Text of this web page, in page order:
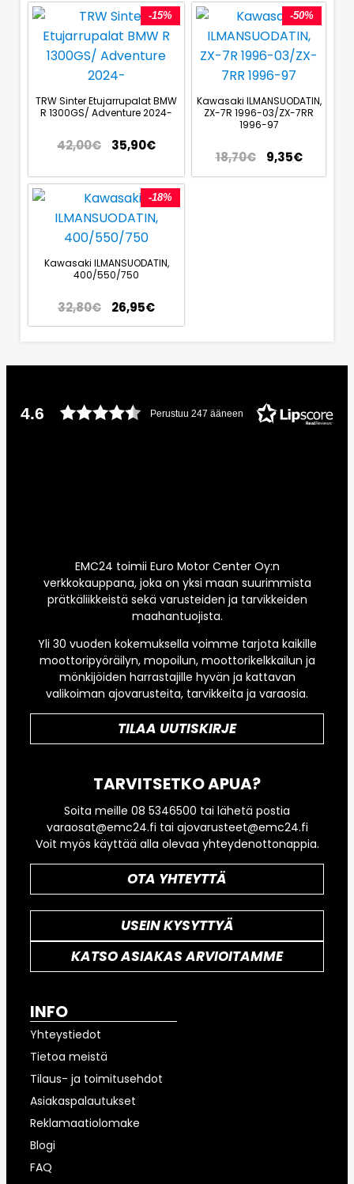
-15%
TRW Sinter Etujarrupalat BMW
R 1300GS/ Adventure 2024-
42,00€ 35,90€
-50%
Kawasaki ILMANSUODATIN,
ZX-7R 1996-03/ZX-7RR
1996-97
18,70€ 9,35€
-18%
Kawasaki ILMANSUODATIN,
400/550/750
32,80€ 26,95€
4.6 Perustuu 247 ääneen
EMC24 toimii Euro Motor Center Oy:n
verkkokauppana, joka on yksi maan suurimmista
prätkäliikkeistä sekä varusteiden ja tarvikkeiden
maahantuojista.
Yli 30 vuoden kokemuksella voimme tarjota kaikille
moottoripyöräilyn, mopoilun, moottorikelkkailun ja
mönkijöiden harrastajille hyvän ja kattavan
valikoiman ajovarusteita, tarvikkeita ja varaosia.
TILAA UUTISKIRJE
TARVITSETKO APUA?
Soita meille 08 5346500 tai lähetä postia
varaosat@emc24.fi tai ajovarusteet@emc24.fi
Voit myös käyttää alla olevaa yhteydenottonappia.
OTA YHTEYTTÄ
USEIN KYSYTTYÄ
KATSO ASIAKAS ARVIOITAMME
INFO
Yhteystiedot
Tietoa meistä
Tilaus- ja toimitusehdot
Asiakaspalautukset
Reklamaatiolomake
Blogi
FAQ